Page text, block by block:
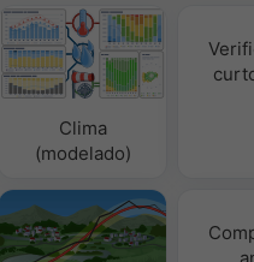
Clima
(modelado)